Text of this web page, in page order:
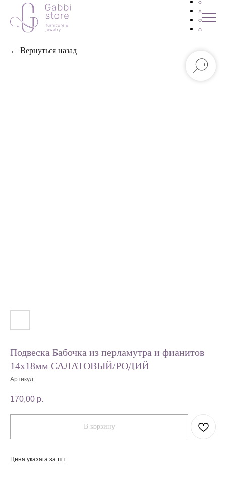
← Вернуться назад
Подвеска Бабочка из перламутра и фианитов
14х18мм САЛАТОВЫЙ/РОДИЙ
Артикул:
170,00 р.
В корзину
Цена указага за шт.